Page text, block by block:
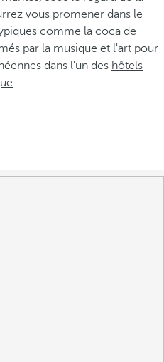
vous promener dans le
comme la coca de
par la musique et l'art pour
dans l'un des hôtels
.